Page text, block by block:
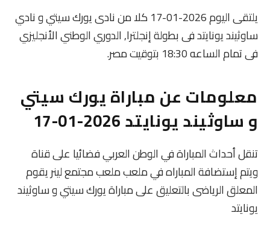
يلتقى اليوم 2026-01-17 كلا من نادى يورك سيتي و نادي
ساوثيند يونايتد فى بطولة إنجلترا, الدوري الوطني الأنجليزي
فى تمام الساعه 18:30 بتوقيت مصر.
معلومات عن مباراة يورك سيتي
و ساوثيند يونايتد 2026-01-17
تنقل أحداث المباراة في الوطن العربي فضائيا على قناة
ويتم إستضافة المباراه في ملعب ملعب مجتمع لينر يقوم
المعلق الرياضى بالتعليق على مباراة يورك سيتي و ساوثيند
يونايتد